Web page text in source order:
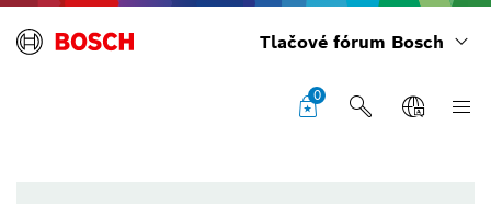
Tlačové fórum Bosch
0